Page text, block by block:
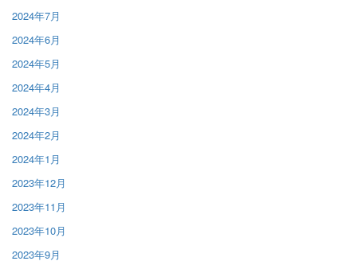
2024年7月
2024年6月
2024年5月
2024年4月
2024年3月
2024年2月
2024年1月
2023年12月
2023年11月
2023年10月
2023年9月